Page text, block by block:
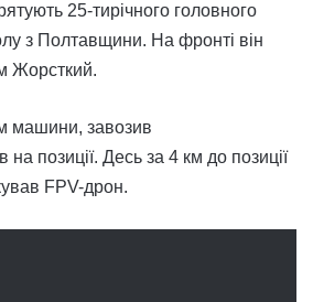
25-тирічного головного
з Полтавщини. На фронті він
Жорсткий.
машини, завозив
на позиції. Десь за 4 км до позиції
FPV-дрон.